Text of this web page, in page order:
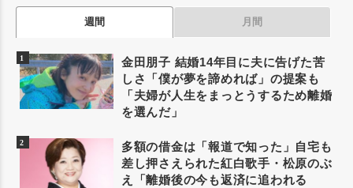
週間 月間
金田朋子 結婚14年目に夫に告げた苦
しさ「僕が夢を諦めれば」の提案も
「夫婦が人生をまっとうするため離婚
を選んだ」
多額の借金は「報道で知った」自宅も
差し押さえられた紅白歌手・松原のぶ
え「離婚後の今も返済に追われる